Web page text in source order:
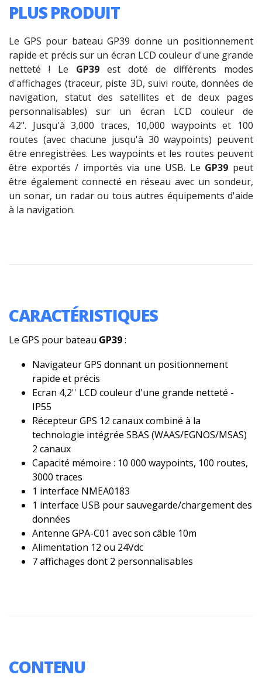
PLUS PRODUIT
Le GPS pour bateau GP39 donne un positionnement
rapide et précis sur un écran LCD couleur d'une grande
netteté ! Le GP39 est doté de différents modes
d'affichages (traceur, piste 3D, suivi route, données de
navigation, statut des satellites et de deux pages
personnalisables) sur un écran LCD couleur de
4.2". Jusqu'à 3,000 traces, 10,000 waypoints et 100
routes (avec chacune jusqu'à 30 waypoints) peuvent
être enregistrées. Les waypoints et les routes peuvent
être exportés / importés via une USB. Le GP39 peut
être également connecté en réseau avec un sondeur,
un sonar, un radar ou tous autres équipements d'aide
à la navigation.
CARACTÉRISTIQUES
Le GPS pour bateau GP39:
Navigateur GPS donnant un positionnement
rapide et précis
Ecran 4,2'' LCD couleur d'une grande netteté -
IP55
Récepteur GPS 12 canaux combiné à la
technologie intégrée SBAS (WAAS/EGNOS/MSAS)
2 canaux
Capacité mémoire : 10 000 waypoints, 100 routes,
3000 traces
1 interface NMEA0183
1 interface USB pour sauvegarde/chargement des
données
Antenne GPA-C01 avec son câble 10m
Alimentation 12 ou 24Vdc
7 affichages dont 2 personnalisables
CONTENU